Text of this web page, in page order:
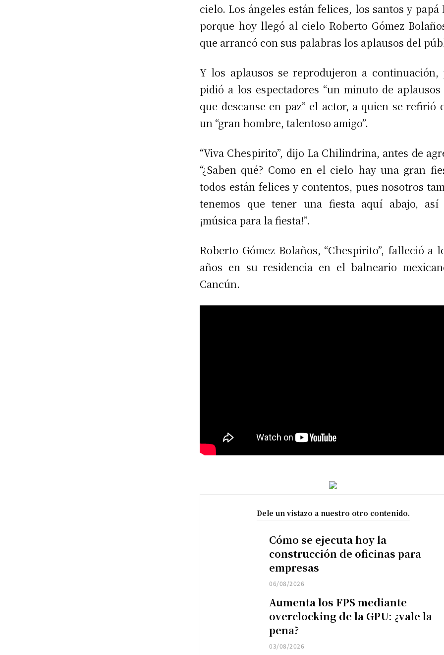
cielo. Los ángeles están felices, los santos y papá
porque hoy llegó al cielo Roberto Gómez
que arrancó con sus palabras los aplausos del
Y los aplausos se reprodujeron a continuación,
pidió a los espectadores “un minuto de aplausos
que descanse en paz” el actor, a quien se refirió
un “gran hombre, talentoso amigo”.
“Viva Chespirito”, dijo La Chilindrina, antes de
“¿Saben qué? Como en el cielo hay una gran
todos están felices y contentos, pues nosotros
tenemos que tener una fiesta aquí abajo, así
¡música para la fiesta!”.
Roberto Gómez Bolaños, “Chespirito”, falleció a
años en su residencia en el balneario
Cancún.
Dele un vistazo a nuestro otro contenido.
Cómo se ejecuta hoy la
construcción de oficinas para
empresas
06/08/2026
Aumenta los FPS mediante
overclocking de la GPU: ¿vale la
pena?
03/08/2026